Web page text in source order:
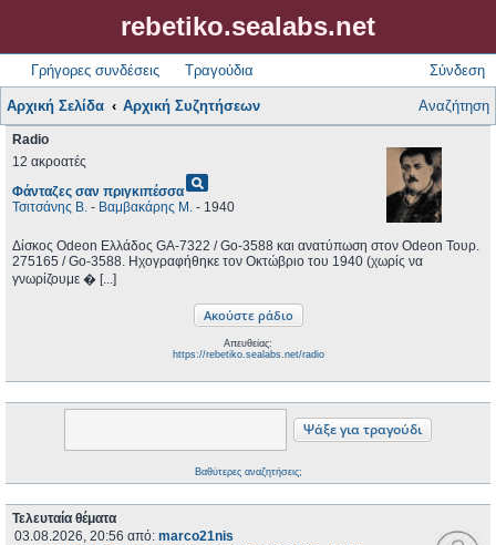
rebetiko.sealabs.net
Γρήγορες συνδέσεις Τραγούδια Σύνδεση
Αρχική Σελίδα Αρχική Συζητήσεων Αναζήτηση
Radio
12 ακροατές
Φάνταζες σαν πριγκιπέσσαpageview
Τσιτσάνης Β. - Βαμβακάρης Μ. - 1940
Δίσκος Odeon Ελλάδος GA-7322 / Go-3588 και ανατύπωση στον Odeon Τουρ.
275165 / Go-3588. Ηχογραφήθηκε τον Οκτώβριο του 1940 (χωρίς να
γνωρίζουμε � [...]
Απευθείας:
https://rebetiko.sealabs.net/radio
Βαθύτερες αναζητήσεις;
Τελευταία θέματα
03.08.2026, 20:56 από: marco21nis